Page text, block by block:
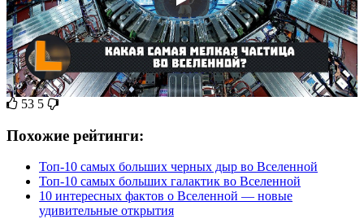
53 5
Похожие рейтинги:
Топ-10 самых больших черных дыр во Вселенной
Топ-10 самых больших галактик во Вселенной
10 интересных фактов о Вселенной — новые
удивительные открытия